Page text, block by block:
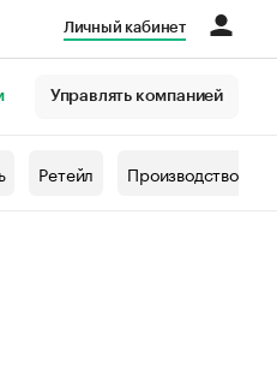
Личный кабинет
Управлять компанией
Ретейл Производство